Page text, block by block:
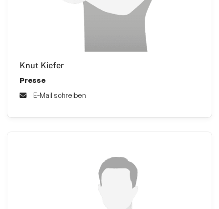
Knut Kiefer
Presse
E-Mail schreiben